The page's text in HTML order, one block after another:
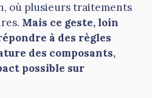
où plusieurs traitements
Mais ce geste, loin
à des règles
des composants,
possible sur